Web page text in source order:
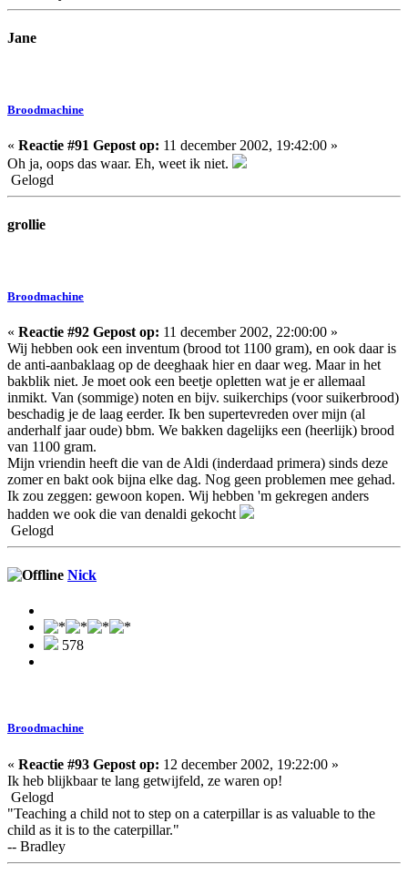
Jane
Broodmachine
« Reactie #91 Gepost op: 11 december 2002, 19:42:00 »
Oh ja, oops das waar. Eh, weet ik niet.
Gelogd
grollie
Broodmachine
« Reactie #92 Gepost op: 11 december 2002, 22:00:00 »
Wij hebben ook een inventum (brood tot 1100 gram), en ook daar is
de anti-aanbaklaag op de deeghaak hier en daar weg. Maar in het
bakblik niet. Je moet ook een beetje opletten wat je er allemaal
inmikt. Van (sommige) noten en bijv. suikerchips (voor suikerbrood)
beschadig je de laag eerder. Ik ben supertevreden over mijn (al
anderhalf jaar oude) bbm. We bakken dagelijks een (heerlijk) brood
van 1100 gram.
Mijn vriendin heeft die van de Aldi (inderdaad primera) sinds deze
zomer en bakt ook bijna elke dag. Nog geen problemen mee gehad.
Ik zou zeggen: gewoon kopen. Wij hebben 'm gekregen anders
hadden we ook die van denaldi gekocht
Gelogd
Nick
578
Broodmachine
« Reactie #93 Gepost op: 12 december 2002, 19:22:00 »
Ik heb blijkbaar te lang getwijfeld, ze waren op!
Gelogd
"Teaching a child not to step on a caterpillar is as valuable to the
child as it is to the caterpillar."
-- Bradley